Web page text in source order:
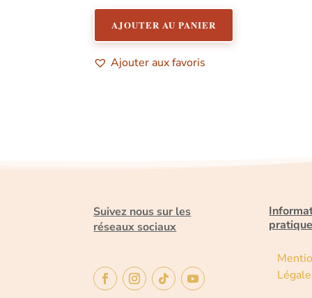
AJOUTER AU PANIER
Ajouter aux favoris
Suivez nous sur les
réseaux sociaux